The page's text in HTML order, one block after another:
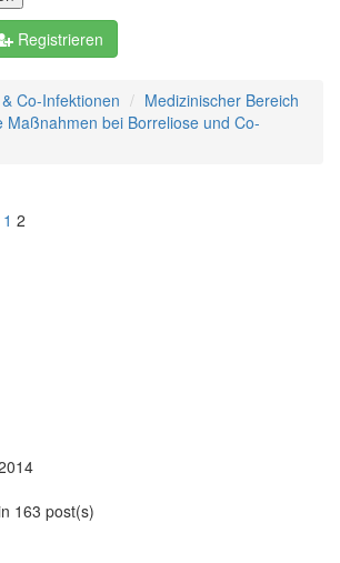
Registrieren
Co-Infektionen
Medizinischer Bereich
Maßnahmen bei Borreliose und Co-
1 2
163 post(s)